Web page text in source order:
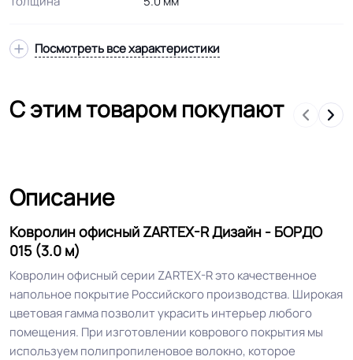
Высота ворса 3.8 мм
толщин
Основа
Область применения
офисы / места общего
пользования / коридоры /
вестибюли / фойе
Посмотреть все характеристики
С этим товаром покупают
Описание
Ковролин офисный ZARTEX-R Дизайн - БОРДО
015 (3.0 м)
Ковролин офисный серии ZARTEX-R это качественное
напольное покрытие Российского производства. Широкая
цветовая гамма позволит украсить интерьер любого
помещения. При изготовлении коврового покрытия мы
используем полипропиленовое волокно, которое